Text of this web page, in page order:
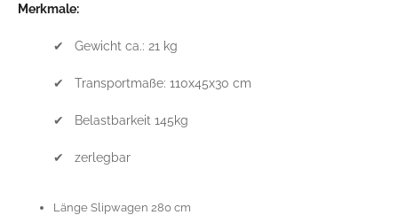
Merkmale:
✔ Gewicht ca.: 21 kg
✔ Transportmaße: 110x45x30 cm
✔ Belastbarkeit 145kg
✔ zerlegbar
Länge Slipwagen 280 cm